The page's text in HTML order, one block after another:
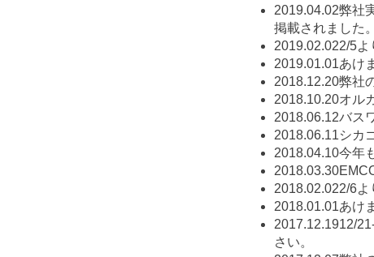
2019.04.02弊社
掲載されました。
2019.02.022/5よ
2019.01.01あけ
2018.12.20弊社
2018.10.20オル
2018.06.12バス
2018.06.11シカ
2018.04.10今年
2018.03.30
2018.02.022/6よ
2018.01.01あけ
2017.12.1912/
さい。